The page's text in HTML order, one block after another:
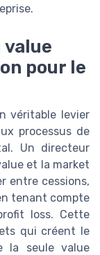
pour le
véritable levier
processus de
Un directeur
et la market
entre cessions,
tenant compte
loss. Cette
qui créent le
la seule value